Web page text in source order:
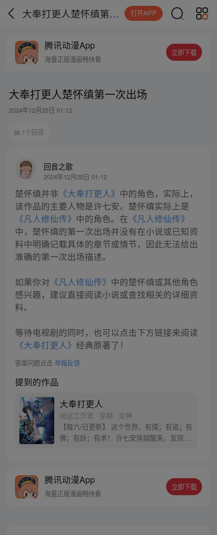
大奉打更人楚怀缜第一次出场 打开APP
腾讯动漫App
海量正版漫画畅快看
立即下载
大奉打更人楚怀缜第一次出场
2024年12月25日 01:12
1个回答
回音之歌
2024年12月25日 01:12
楚怀缜并非 《大奉打更人》 中的角色，实际上，
该作品的主要人物是许七安。楚怀缜实际上是
《凡人修仙传》 中的角色。在 《凡人修仙传》
中，楚怀缜的第一次出场并没有在小说或已知资
料中明确记载具体的章节或情节，因此无法给出
准确的第一次出场描述。
如果你对 《凡人修仙传》 中的楚怀缜或其他角色
感兴趣，建议直接阅读小说或查找相关的详细资
料。
等待电视剧的同时，也可以点击下方链接来阅读
《大奉打更人》 经典原著了！
答案问题点击 举报反馈
提到的作品
大奉打更人
绘远工作室 · 穿越 · 女神
【每六/日更新】 这个世界，有儒；有道；有
佛；有妖；有术！ 许七安穿越醒来，发现自
者卖报小郎君同名小说 QQ群号：
799493374
腾讯动漫App
海量正版漫画畅快看
立即下载